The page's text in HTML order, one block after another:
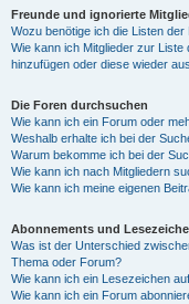
Freunde und ignorierte
Wozu benötige ich die Listen
Wie kann ich Mitglieder zur
hinzufügen oder diese wieder
Die Foren durchsuchen
Wie kann ich ein Forum oder
Weshalb erhalte ich bei der
Warum bekomme ich bei der
Wie kann ich nach Mitgliedern
Wie kann ich meine eigenen
Abonnements und
Was ist der Unterschied
Thema oder Forum?
Wie kann ich ein Lesezeichen
Wie kann ich ein Forum